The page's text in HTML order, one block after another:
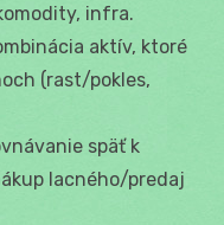
infra.
aktív, ktoré
(rast/pokles,
späť k
lacného/predaj